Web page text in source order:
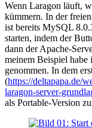
Wenn Laragon läuft,
kümmern. In der
ist bereits MySQL
starten, indem der
dann der Apache-
meinem Beispiel
genommen. In dem
(https://deltapapa.de/
laragon-server-
als Portable-Version